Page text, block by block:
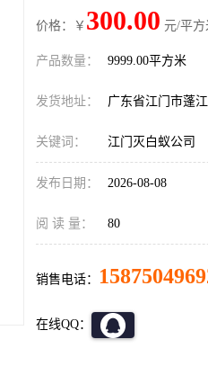
价格：￥ 300.00 元/平方
产品数量： 9999.00平方米
发货地址： 广东省江门市蓬
关键词： 江门灭白蚁公司
发布日期： 2026-08-08
阅 读 量： 80
销售电话：
在线QQ：